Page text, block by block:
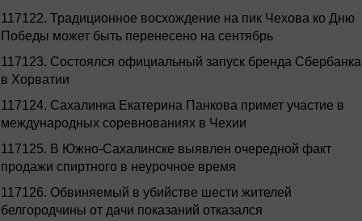
117122. Традиционное восхождение на пик Чехова ко Дню
Победы может быть перенесено на сентябрь
117123. Состоялся официальный запуск бренда Сбербанка
в Хорватии
117124. Сахалинка Екатерина Панкова примет участие в
международных соревнованиях в Чехии
117125. В Южно-Сахалинске выявлен очередной факт
продажи спиртного в неурочное время
117126. Обвиняемый в убийстве шести жителей
белгородчины от дачи показаний отказался